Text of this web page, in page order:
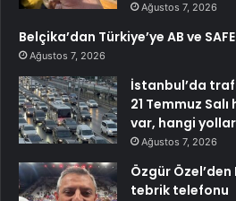
Ağustos 7, 2026
Belçika’dan Türkiye’ye AB ve
Ağustos 7, 2026
İstanbul’da
21 Temmuz
var, hangi yollar
Ağustos 7, 2026
Özgür
tebrik telefonu